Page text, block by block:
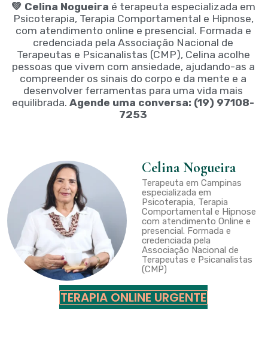
💚 Celina Nogueira é terapeuta especializada em
Psicoterapia, Terapia Comportamental e Hipnose,
com atendimento online e presencial. Formada e
credenciada pela Associação Nacional de
Terapeutas e Psicanalistas (CMP), Celina acolhe
pessoas que vivem com ansiedade, ajudando-as a
compreender os sinais do corpo e da mente e a
desenvolver ferramentas para uma vida mais
equilibrada. Agende uma conversa: (19) 97108-
7253
Celina Nogueira
Terapeuta em Campinas
especializada em
Psicoterapia, Terapia
Comportamental e Hipnose
com atendimento Online e
presencial. Formada e
credenciada pela
Associação Nacional de
Terapeutas e Psicanalistas
(CMP)
TERAPIA ONLINE URGENTE